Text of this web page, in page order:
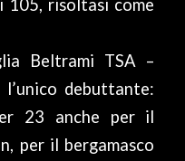
risoltasi come
Beltrami TSA –
debuttante:
23 anche per il
per il bergamasco